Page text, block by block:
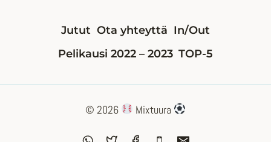
Jutut Ota yhteyttä In/Out
Pelikausi 2022 – 2023 TOP-5
© 2026 Mixtuura